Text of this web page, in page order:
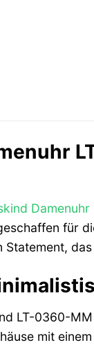
Damenuhr
für
Statement,
LT-0360-
mit